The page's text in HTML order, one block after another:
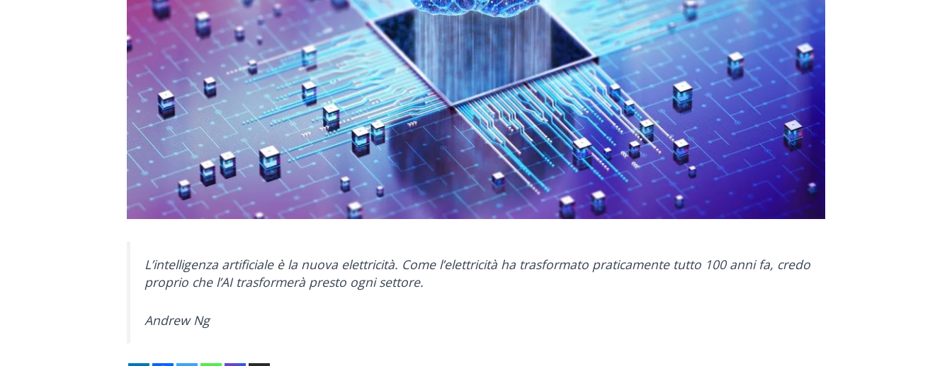
L’intelligenza artificiale è la nuova elettricità. Come l’elettricità ha trasformato praticamente tutto 100 anni fa, credo
proprio che l’AI trasformerà presto ogni settore.
Andrew Ng